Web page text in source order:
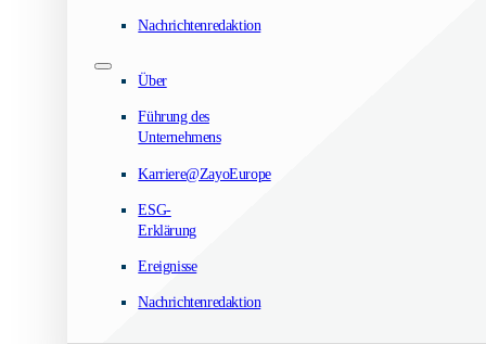
Nachrichtenredaktion
Über
Führung des
Unternehmens
Karriere@ZayoEurope
ESG-
Erklärung
Ereignisse
Nachrichtenredaktion